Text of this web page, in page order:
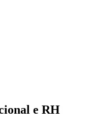
e RH